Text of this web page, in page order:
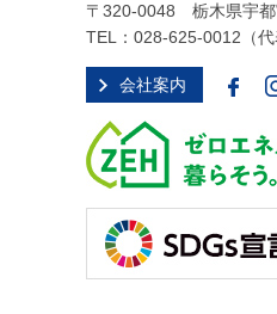
〒320-0048 栃木県宇都
TEL： 028-625-0012 （
会社案内